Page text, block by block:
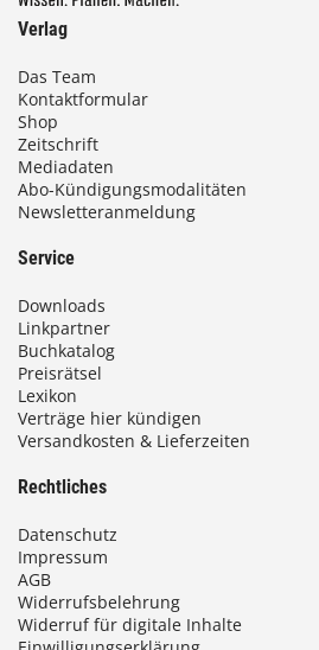
Verlag
Das Team
Kontaktformular
Shop
Zeitschrift
Mediadaten
Abo-Kündigungsmodalitäten
Newsletteranmeldung
Service
Downloads
Linkpartner
Buchkatalog
Preisrätsel
Lexikon
Verträge hier kündigen
Versandkosten & Lieferzeiten
Rechtliches
Datenschutz
Impressum
AGB
Widerrufsbelehrung
Widerruf für digitale Inhalte